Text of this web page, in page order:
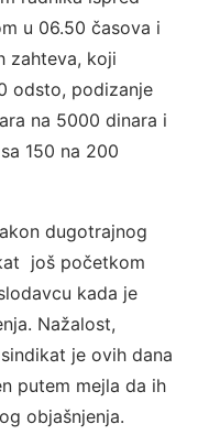
u 06.50 časova i
zahteva, koji
odsto, podizanje
na 5000 dinara i
150 na 200
dugotrajnog
još početkom
kada je
Nažalost,
je ovih dana
putem mejla da ih
objašnjenja.